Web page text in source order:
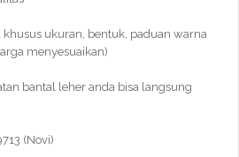
khusus ukuran, bentuk, paduan warna
menyesuaikan)
bantal leher anda bisa langsung
(Novi)